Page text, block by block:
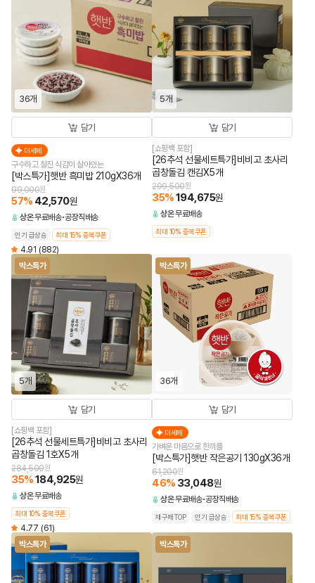
36개
담기
더세페
구수하고 찰진 식감이 살아있는
[박스특가]햇반 흑미밥 210gX36개
99,000원
57% 42,570원
상온무료배송 공장직배송
인기 급상승 최대 15% 중복쿠폰
4.91 (882)
5개
담기
[쇼핑백 포함]
[26추석 선물세트특가]비비고 초사리
곱창돌김 캔김X5개
299,500원
35%194,675원
상온무료배송
최대 10% 중복쿠폰
박스특가
5개
담기
[쇼핑백 포함]
[26추석 선물세트특가]비비고 초사리
곱창돌김 1호X5개
284,500원
35%184,925원
상온무료배송
최대 10% 중복쿠폰
4.77 (61)
박스특가
36개
담기
더세페
가벼운 마음으로 한끼를
[박스특가]햇반 작은공기 130gX36개
61,200원
46% 33,048원
상온무료배송 공장직배송
재구매TOP 인기 급상승 최대 15% 중복쿠폰
박스특가 박스특가